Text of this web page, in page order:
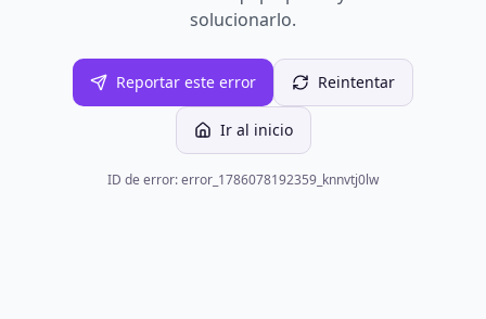
solucionarlo.
Reportar este error Reintentar
Ir al inicio
ID de error: error_1786078192359_knnvtj0lw